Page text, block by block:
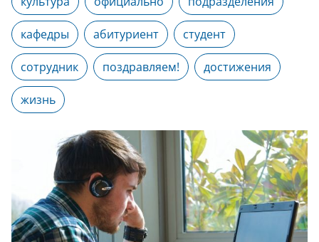
кафедры абитуриент студент
сотрудник поздравляем! достижения
жизнь